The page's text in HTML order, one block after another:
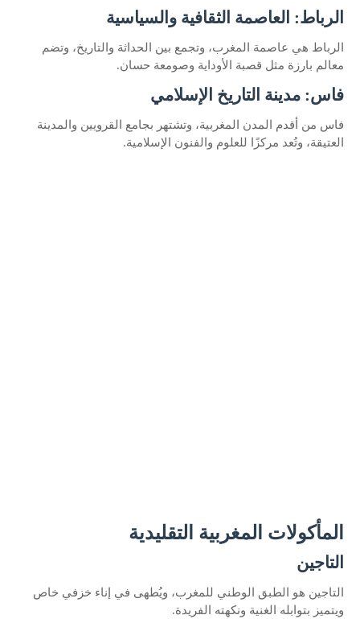
الرباط: العاصمة الثقافية والسياسية
الرباط هي عاصمة المغرب، وتجمع بين الحداثة والتاريخ، وتضم
معالم بارزة مثل قصبة الأوداية وصومعة حسان.
فاس: مدينة التاريخ الإسلامي
فاس من أقدم المدن المغربية، وتشتهر بجامع القرويين والمدينة
العتيقة، وتُعد مركزًا للعلوم والفنون الإسلامية.
المأكولات المغربية التقليدية
التاجين
التاجين هو الطبق الوطني للمغرب، ويُطهى في إناء خزفي خاص
ويتميز بتوابله الغنية ونكهته الفريدة.